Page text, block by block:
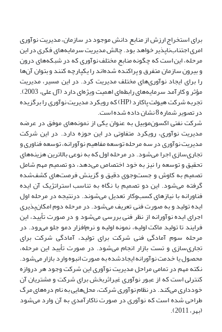
برای استخراج ارزش از منابع دانش موجود در سازمان، مدیریت نوآوری
امری اجتناب‌ناپذیر خواهد بود. چالش مدیریت سرمایه‌های فکری در این
مرحله، این است که چگونه منابع مختلف نوآوری که در شبکه‌های درون
و بیرون سازمان متفرق و پراکنده شده‌اند را یکپارچه کنند و بتوان آن‌ها
را برای ایجاد نوآوری‌های مختلف مدیریت کرد. در این مسیر، مدیریت
مؤثر و کارآمد سرمایه‌های رابطه‌ای اهمیت ویژه‌ای دارد (آل علی، 2003).
تجربه شرکت هیولت پاکارد (HP) که رویکرد مدیریت نوآوری را برگزیده
در تصویر شماره 8 نشان داده شده است.
شرکت نفتی اکسون‌موبیل به عنوان یکی از نمونه‌های موفق در عرضه
مدیریت نوآوری، رویکرد متفاوتی در این حوزه دارد. در این شرکت
مدیریت نوآوری در سه مرحله توسعه مفاهیم نوآورانه، توسعه فناوری و
تجاری‌سازی اجرا می‌شود. در مرحله اول که به نوعی بالاترین هزینه‌های
تحقیق و توسعه را نیز به خود اختصاص می‌دهد، دو تصمیم مهم شامل
تصمیم به کاوش و جست‌وجوی دقیق و گزینش فرصت‌های کشف‌شده
گرفته می‌شود. این دو تصمیم با نگاه به تناسب استراتژیک آن ایده
فناورانه با نیازهای کسب‌و‌کار تعدیل می‌شوند. درنتیجه در مرحله اول
ایده تولید و به صورت فنی تعریف می‌شود. در مرحله دوم امکان‌پذیری
اجرای ایده نوآورانه از نظر فنی بررسی می‌شود و در صورت تأیید، این
فرایند تا تولید ماکت اولیه، نمونه اولیه و نرم‌افزار دمو جلو می‌رود. در
مرحله سوم آمادگی فنی شرکت برای تولید، آمادگی شرکت برای
تجاری‌سازی و تست بازار انجام می‌شود. در صورت تأیید این مرحله،
محصول یا خدمت نوآورانه ایجاد‌شده به صورت انبوه وارد بازار می‌شود.
نکته مهم در تمامی مراحل مدیریت نوآوری این شرکت وجود هر دروازه
کنترلی است که از عبور نوآوری غیراثربخش برای شرکت و مشتریان آن
خودداری می‌کند. در نظام نوآوری شرکت، محل‌هایی به نام دره‌های مرگ
طراحی شده است که نوآوری در صورت ناکارآمدی به آن وارد می‌شود
(بهر، 2011).